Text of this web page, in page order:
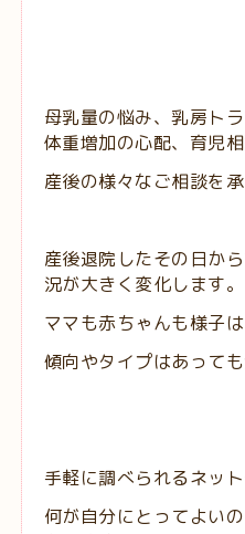
母乳量の悩み、乳房ト
体重増加の心配、育児
産後の様々なご相談を承
産後退院したその日か
況が大きく変化します。
ママも赤ちゃんも様子
傾向やタイプはあって
手軽に調べられるネット
何が自分にとってよい